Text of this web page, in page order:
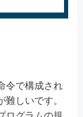
令で構成され
しいです。